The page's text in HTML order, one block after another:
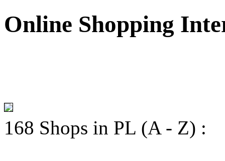
Online Shopping
168 Shops in PL (A - Z) :